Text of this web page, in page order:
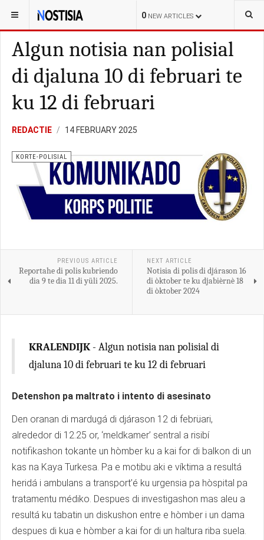
0 NEW ARTICLES
YOU ARE HERE: BONAIRE LOKAL
Algun notisia nan polisial
di djaluna 10 di februari te
ku 12 di februari
REDACTIE 14 FEBRUARY 2025
KORTE-POLISIAL
PREVIOUS ARTICLE
Reportahe di polis kubriendo
dia 9 te dia 11 di yüli 2025.
NEXT ARTICLE
Notisia di polis di djárason 16
di òktober te ku djabièrnè 18
di òktober 2024
KRALENDIJK- Algun notisia nan polisial di
djaluna 10 di februari te ku 12 di februari
Detenshon pa maltrato i intento di asesinato
Den oranan di mardugá di djárason 12 di febrüari,
alrededor di 12.25 or, ‘meldkamer’ sentral a risibí
notifikashon tokante un hòmber ku a kai for di balkon di un
kas na Kaya Turkesa. Pa e motibu aki e víktima a resultá
heridá i ambulans a transport’é ku urgensia pa hòspital pa
tratamentu médiko. Despues di investigashon mas aleu a
resultá ku tabatin un diskushon entre e hòmber i un dama
despues di kua e hòmber a kai for di un haltura riba suela.